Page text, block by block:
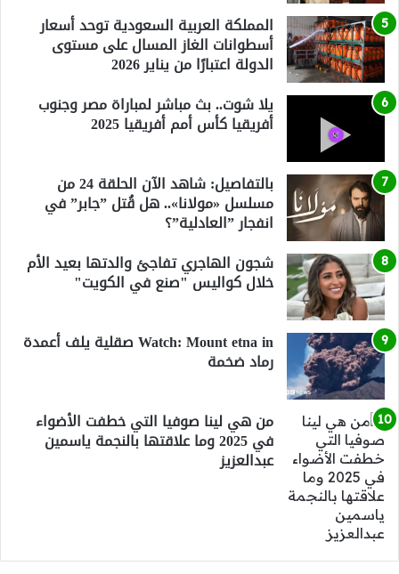
المملكة العربية السعودية توحد أسعار
أسطوانات الغاز المسال على مستوى
الدولة اعتبارًا من يناير 2026
يلا شوت.. بث مباشر لمباراة مصر وجنوب
أفريقيا كأس أمم أفريقيا 2025
بالتفاصيل: شاهد الآن الحلقة 24 من
مسلسل «مولانا».. هل قُتل ”جابر” في
انفجار ”العادلية”؟
شجون الهاجري تفاجئ والدتها بعيد الأم
خلال كواليس "صنع في الكويت"
Watch: Mount etna in صقلية يلف أعمدة
رماد ضخمة
من هي لينا صوفيا التي خطفت الأضواء
في 2025 وما علاقتها بالنجمة ياسمين
عبدالعزيز